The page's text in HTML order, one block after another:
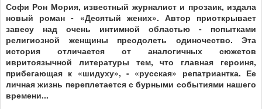
Софи Рон Мория, известный журналист и прозаик, издала
новый роман - «Десятый жених». Автор приоткрывает
завесу над очень интимной областью - попытками
религиозной женщины преодолеть одиночество. Эта
история отличается от аналогичных сюжетов
ивритоязычной литературы тем, что главная героиня,
прибегающая к «шидуху», - «русская» репатриантка. Ее
личная жизнь переплетается с бурными событиями нашего
времени...